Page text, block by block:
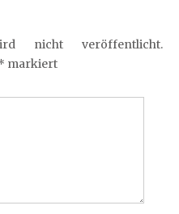
nicht veröffentlicht.
markiert